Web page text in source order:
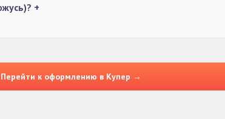
+
Перейти к оформлению в Купер →